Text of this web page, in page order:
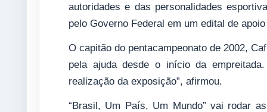
autoridades e das personalidades
pelo Governo Federal em um edital de
O capitão do pentacampeonato de 2002,
pela ajuda desde o início da
realização da exposição”, afirmou.
“Brasil, Um País, Um Mundo” vai rodar